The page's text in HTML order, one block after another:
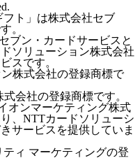
フト」は株式会社セブ
。
ブン・カードサービスと
ソリューション株式会社
スです。
株式会社の登録商標で
会社の登録商標です。
オンマーケティング株式
、NTTカードソリューシ
サービスを提供していま
ィ マーケティングの登